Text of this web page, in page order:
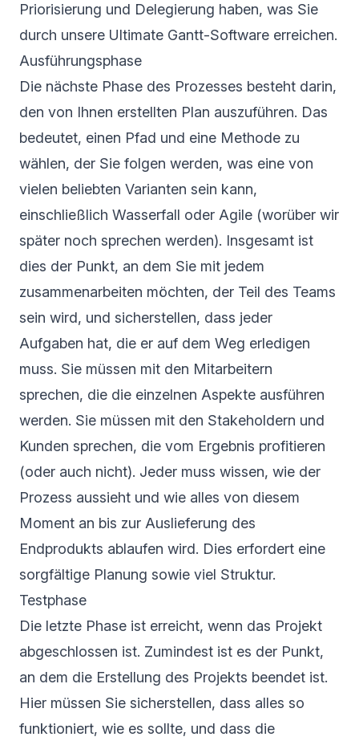
Priorisierung und Delegierung haben, was Sie
durch unsere Ultimate Gantt-Software erreichen.
Ausführungsphase
Die nächste Phase des Prozesses besteht darin,
den von Ihnen erstellten Plan auszuführen. Das
bedeutet, einen Pfad und eine Methode zu
wählen, der Sie folgen werden, was eine von
vielen beliebten Varianten sein kann,
einschließlich Wasserfall oder Agile (worüber wir
später noch sprechen werden). Insgesamt ist
dies der Punkt, an dem Sie mit jedem
zusammenarbeiten möchten, der Teil des Teams
sein wird, und sicherstellen, dass jeder
Aufgaben hat, die er auf dem Weg erledigen
muss. Sie müssen mit den Mitarbeitern
sprechen, die die einzelnen Aspekte ausführen
werden. Sie müssen mit den Stakeholdern und
Kunden sprechen, die vom Ergebnis profitieren
(oder auch nicht). Jeder muss wissen, wie der
Prozess aussieht und wie alles von diesem
Moment an bis zur Auslieferung des
Endprodukts ablaufen wird. Dies erfordert eine
sorgfältige Planung sowie viel Struktur.
Testphase
Die letzte Phase ist erreicht, wenn das Projekt
abgeschlossen ist. Zumindest ist es der Punkt,
an dem die Erstellung des Projekts beendet ist.
Hier müssen Sie sicherstellen, dass alles so
funktioniert, wie es sollte, und dass die